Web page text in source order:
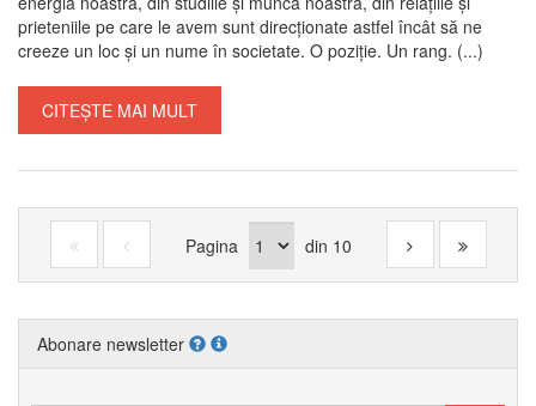
prieteniile pe care le avem sunt direcționate astfel încât să ne
creeze un loc și un nume în societate. O poziție. Un rang. (...)
CITEȘTE MAI MULT
Pagina din 10
Abonare newsletter